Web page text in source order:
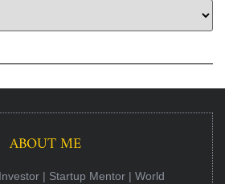
ABOUT ME
| Startup Mentor | World